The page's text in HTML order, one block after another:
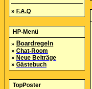
» F.A.Q
HP-Menü
» Boardregeln
» Chat-Room
» Neue Beiträge
» Gästebuch
TopPoster